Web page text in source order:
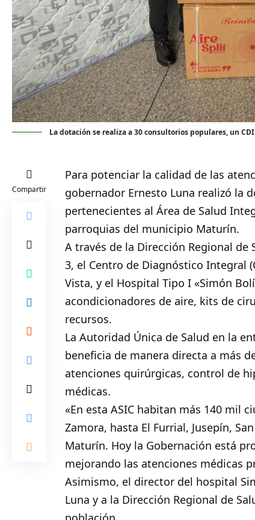
La dotación se realiza a 30 consultorios populares, un
Compartir
Para potenciar la calidad de las
gobernador Ernesto Luna realizó la
pertenecientes al Área de Salud
parroquias del municipio Maturín.
A través de la Dirección Regional
3, el Centro de Diagnóstico Integral
Vista, y el Hospital Tipo I «Simón
acondicionadores de aire, kits de
recursos.
La Autoridad Única de Salud en la
beneficia de manera directa a más
atenciones quirúrgicas, control de
médicas.
«En esta ASIC habitan más 140 mil
Zamora, hasta El Furrial, Jusepín,
Maturín. Hoy la Gobernación está
mejorando las atenciones médicas
Asimismo, el director del hospital
Luna y a la Dirección Regional de